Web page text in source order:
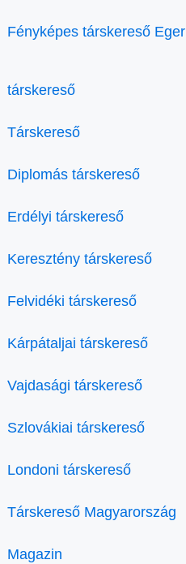
Fényképes társkereső Eger
társkereső
Társkereső
Diplomás társkereső
Erdélyi társkereső
Keresztény társkereső
Felvidéki társkereső
Kárpátaljai társkereső
Vajdasági társkereső
Szlovákiai társkereső
Londoni társkereső
Társkereső Magyarország
Magazin